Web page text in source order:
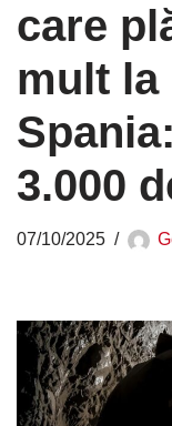
care
mult la
3.000
07/10/2025